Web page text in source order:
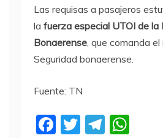
Las requisas a pasajeros
la fuerza especial UTOI de la
Bonaerense, que comanda
Seguridad bonaerense.
Fuente: TN
F
T
T